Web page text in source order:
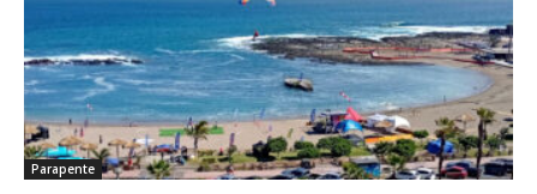
Parapente